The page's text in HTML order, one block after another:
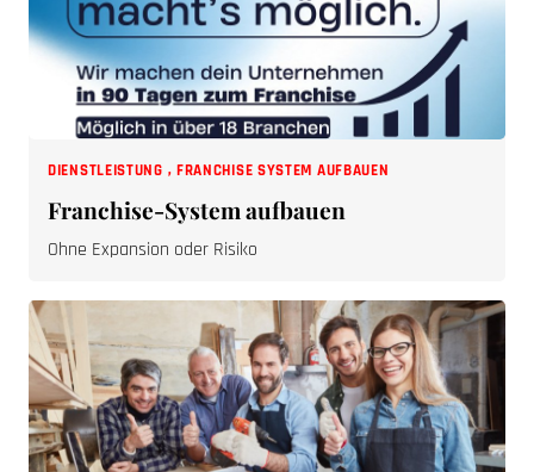
DIENSTLEISTUNG , FRANCHISE SYSTEM AUFBAUEN
Franchise-System aufbauen
Ohne Expansion oder Risiko